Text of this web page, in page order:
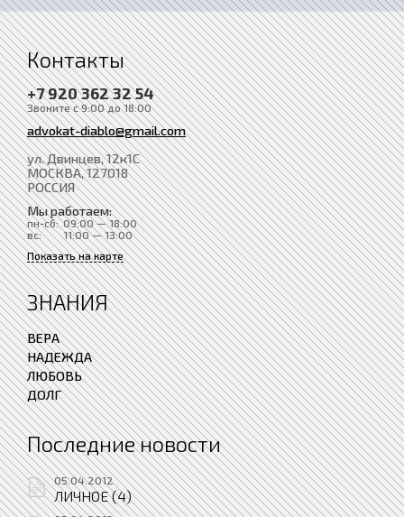
Контакты
+7 920 362 32 54
Звоните с 9:00 до 18:00
advokat-diablo@gmail.com
ул. Двинцев, 12к1С
МОСКВА, 127018
РОССИЯ
Мы работаем:
пн-сб: 09:00 — 18:00
вс:
11:00 — 13:00
Показать на карте
ЗНАНИЯ
ВЕРА
НАДЕЖДА
ЛЮБОВЬ
ДОЛГ
Последние новости
05.04.2012
ЛИЧНОЕ (4)